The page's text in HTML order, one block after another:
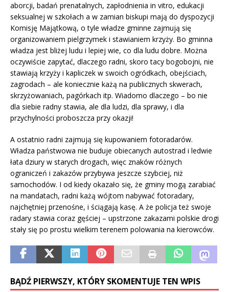
aborcji, badań prenatalnych, zapłodnienia in vitro, edukacji
seksualnej w szkołach a w zamian biskupi mają do dyspozycji
Komisję Majątkową, o tyle władze gminne zajmują się
organizowaniem pielgrzymek i stawianiem krzyży. Bo gminna
władza jest bliżej ludu i lepiej wie, co dla ludu dobre. Można
oczywiście zapytać, dlaczego radni, skoro tacy bogobojni, nie
stawiają krzyży i kapliczek w swoich ogródkach, obejściach,
zagrodach – ale koniecznie każą na publicznych skwerach,
skrzyżowaniach, pagórkach itp. Wiadomo dlaczego – bo nie
dla siebie radny stawia, ale dla ludzi, dla sprawy, i dla
przychylności proboszcza przy okazji!
A ostatnio radni zajmują się kupowaniem fotoradarów.
Władza państwowa nie buduje obiecanych autostrad i ledwie
łata dziury w starych drogach, więc znaków różnych
ograniczeń i zakazów przybywa jeszcze szybciej, niż
samochodów. I od kiedy okazało się, że gminy mogą zarabiać
na mandatach, radni każą wójtom nabywać fotoradary,
najchętniej przenośne, i ściągają kasę. A że policja też swoje
radary stawia coraz gęściej – upstrzone zakazami polskie drogi
stały się po prostu wielkim terenem polowania na kierowców.
BĄDŹ PIERWSZY, KTÓRY SKOMENTUJE TEN WPIS